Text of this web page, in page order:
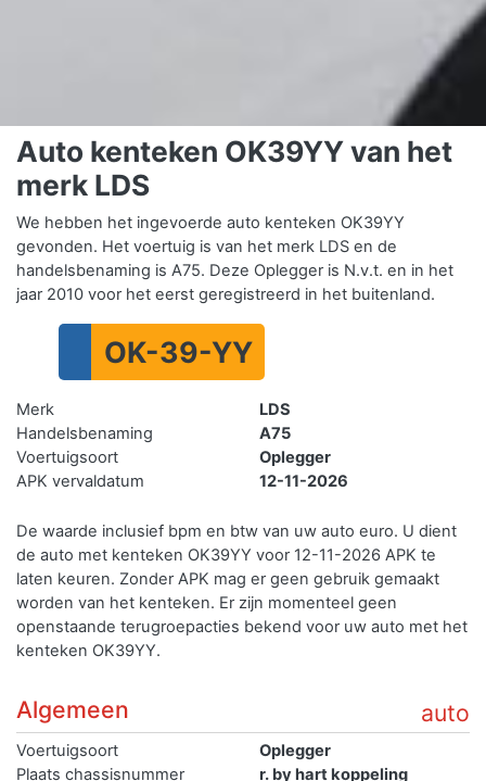
Auto kenteken OK39YY van het
merk LDS
We hebben het ingevoerde auto kenteken OK39YY
gevonden. Het voertuig is van het merk LDS en de
handelsbenaming is A75. Deze Oplegger is N.v.t. en in het
jaar 2010 voor het eerst geregistreerd in het buitenland.
OK-39-YY
Merk
LDS
Handelsbenaming
A75
Voertuigsoort
Oplegger
APK vervaldatum
12-11-2026
De waarde inclusief bpm en btw van uw auto euro. U dient
de auto met kenteken OK39YY voor 12-11-2026 APK te
laten keuren. Zonder APK mag er geen gebruik gemaakt
worden van het kenteken. Er zijn momenteel geen
openstaande terugroepacties bekend voor uw auto met het
kenteken OK39YY.
auto
Algemeen
Voertuigsoort
Oplegger
Plaats chassisnummer
r. by hart koppeling